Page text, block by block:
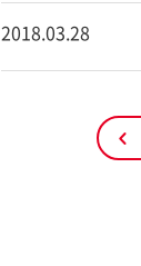
2018.03.28